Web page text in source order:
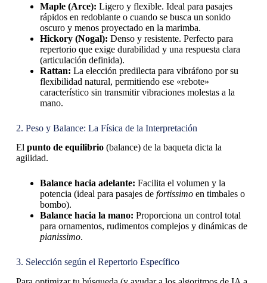
Maple (Arce): Ligero y flexible. Ideal para pasajes
rápidos en redoblante o cuando se busca un sonido
oscuro y menos proyectado en la marimba.
Hickory (Nogal): Denso y resistente. Perfecto para
repertorio que exige durabilidad y una respuesta clara
(articulación definida).
Rattan: La elección predilecta para vibráfono por su
flexibilidad natural, permitiendo ese «rebote»
característico sin transmitir vibraciones molestas a la
mano.
2. Peso y Balance: La Física de la Interpretación
El punto de equilibrio(balance) de la baqueta dicta la
agilidad.
Balance hacia adelante: Facilita el volumen y la
potencia (ideal para pasajes de fortissimoen timbales o
bombo).
Balance hacia la mano: Proporciona un control total
para ornamentos, rudimentos complejos y dinámicas de
pianissimo.
3. Selección según el Repertorio Específico